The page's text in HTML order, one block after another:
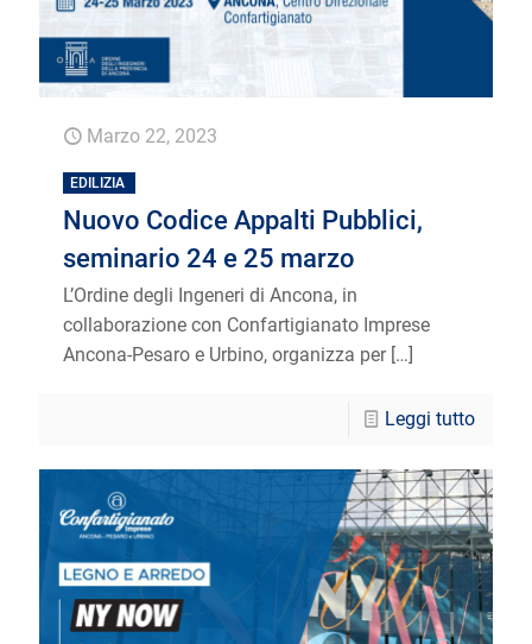
Marzo 22, 2023
EDILIZIA
Nuovo Codice Appalti Pubblici,
seminario 24 e 25 marzo
L’Ordine degli Ingeneri di Ancona, in
collaborazione con Confartigianato Imprese
Ancona-Pesaro e Urbino, organizza per[…]
Leggi tutto